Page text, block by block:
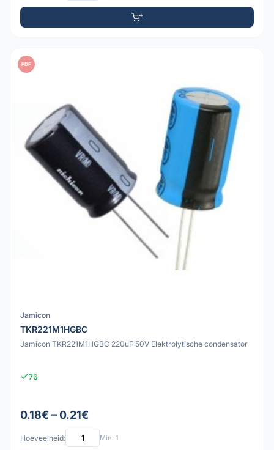
PDF
Jamicon
TKR221M1HGBC
Jamicon TKR221M1HGBC 220uF 50V Elektrolytische condensator
76
0.18€ – 0.21€
Hoeveelheid: Min: 1